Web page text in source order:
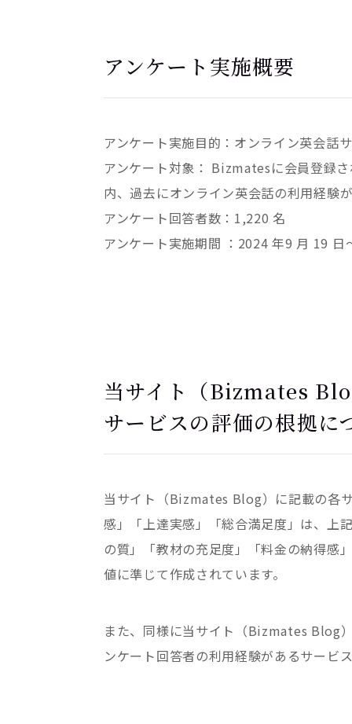
アンケート実施概要
アンケート実施目的：オンライン英会話
アンケート対象： Bizmatesに会員登録
内、過去にオンライン英会話の利用経験
アンケート回答者数：1,220 名
アンケート実施期間 ：2024 年9 月 19 日
当サイト（Bizmates
サービスの評価の根拠に
当サイト（Bizmates Blog）に記載の各
感」「上達実感」「総合満足度」は、上
の質」「教材の充足度」「料金の納得感
値に準じて作成されています。
また、同様に当サイト（Bizmates Blog
ンケート回答者の利用経験があるサービ